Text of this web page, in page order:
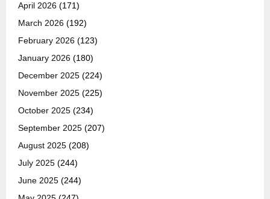
April 2026 (171)
March 2026 (192)
February 2026 (123)
January 2026 (180)
December 2025 (224)
November 2025 (225)
October 2025 (234)
September 2025 (207)
August 2025 (208)
July 2025 (244)
June 2025 (244)